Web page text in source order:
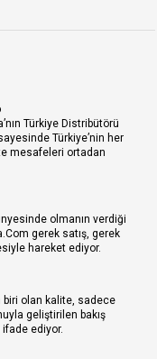
Türkiye Distribütörü
Türkiye’nin her
mesafeleri ortadan
olmanın verdiği
gerek satış, gerek
hareket ediyor.
biri olan kalite, sadece
geliştirilen bakış
ifade ediyor.